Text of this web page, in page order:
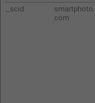
_scid
smartphoto.
com